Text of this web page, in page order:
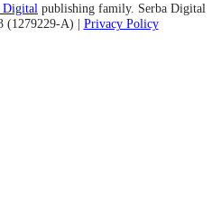
Digital publishing family. Serba Digital
(1279229-A) | Privacy Policy